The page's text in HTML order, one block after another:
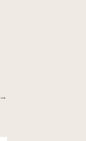
→